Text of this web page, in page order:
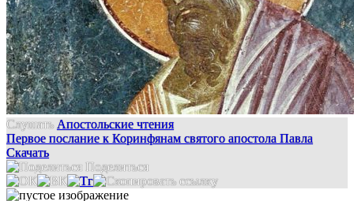
Слушать Апостольские чтения
Первое послание к Коринфянам святого апостола Павла
Скачать
Поделиться